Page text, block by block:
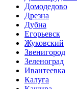
Домодедово
Дрезна
Дубна
Егорьевск
Жуковский
Звенигород
Зеленоград
Ивантеевка
Калуга